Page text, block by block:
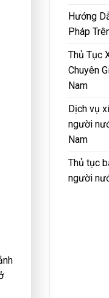
Hướng
Pháp
Thủ Tục
Chuyên
Nam
Dịch vụ
người
Nam
Thủ tục
người